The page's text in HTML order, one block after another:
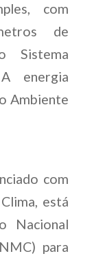
com
de
Sistema
energia
Ambiente
com
está
Nacional
para